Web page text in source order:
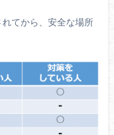
てから、安全な場所